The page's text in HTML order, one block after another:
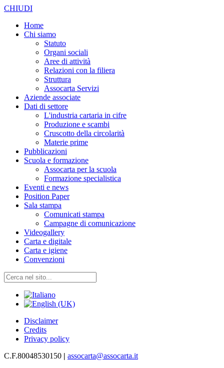
CHIUDI
Home
Chi siamo
Statuto
Organi sociali
Aree di attività
Relazioni con la filiera
Struttura
Assocarta Servizi
Aziende associate
Dati di settore
L'industria cartaria in cifre
Produzione e scambi
Cruscotto della circolarità
Materie prime
Pubblicazioni
Scuola e formazione
Assocarta per la scuola
Formazione specialistica
Eventi e news
Position Paper
Sala stampa
Comunicati stampa
Campagne di comunicazione
Videogallery
Carta e digitale
Carta e igiene
Convenzioni
Disclaimer
Credits
Privacy policy
C.F.80048530150 | assocarta@assocarta.it